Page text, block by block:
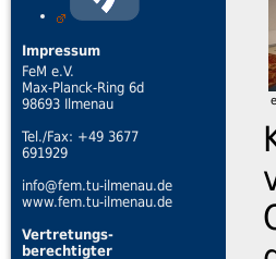
Impressum
FeM e.V.
Max-Planck-Ring 6d
98693 Ilmenau
Tel./Fax: +49 3677
691929
info@fem.tu-ilmenau.de
www.fem.tu-ilmenau.de
Vertretungs-
berechtigter